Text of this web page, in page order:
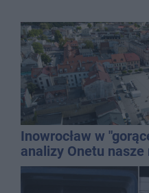
Inowrocław w
analizy Onetu
najbardziej